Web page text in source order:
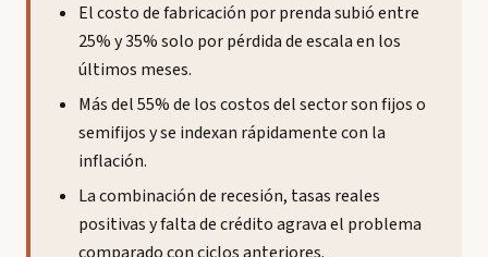
El costo de fabricación por prenda subió entre
25% y 35% solo por pérdida de escala en los
últimos meses.
Más del 55% de los costos del sector son fijos o
semifijos y se indexan rápidamente con la
inflación.
La combinación de recesión, tasas reales
positivas y falta de crédito agrava el problema